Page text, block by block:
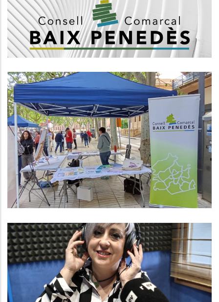
Altres,Habitatge
L’Àrea D’Acció Social I Ciutadania
Del Consell Comarcal Del Baix
Penedès Presents A Les 2 Fires De
Salut Comunitària Que Organitzen
Des Del CAP Del Vendrell I El CAP
De L’Arboç.
Altres,S. socials
Baix Penedès Al Dia Amb Núria
González, Gerent Del Consell
Comarcal